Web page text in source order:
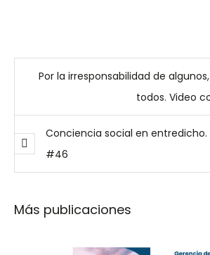
Por la irresponsabilidad de
todos. Video
Conciencia social en
#46
Más publicaciones